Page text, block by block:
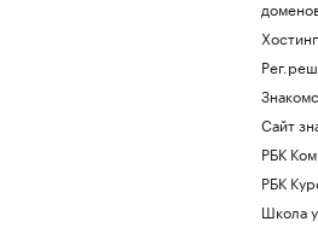
Сайт
РБК
РБК
Школа